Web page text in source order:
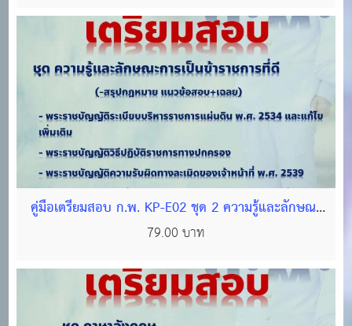
คู่มือเตรียมสอบ ก.พ. KP-E02 ชุด 2 ความรู้และลักษณะ
การเป็นข้าราชการที่ดี (ไฟล์ PDF 577 หน้า)
79.00 บาท